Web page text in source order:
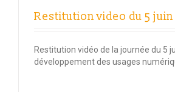
Restitution video du 5 juin
Restitution vidéo de la journée du 5
développement des usages